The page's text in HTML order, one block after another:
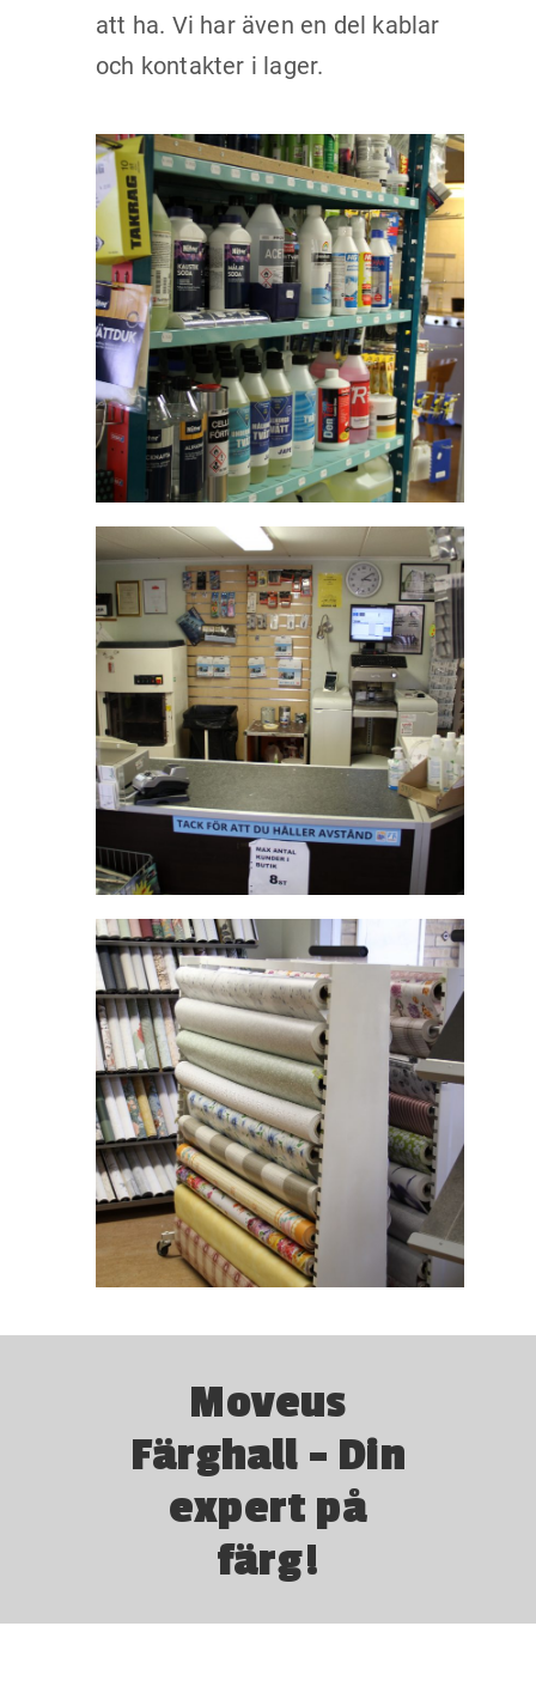
att ha. Vi har även en del kablar
och kontakter i lager.
Moveus
Färghall – Din
expert på
färg!